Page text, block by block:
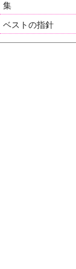
集
ベストの指針